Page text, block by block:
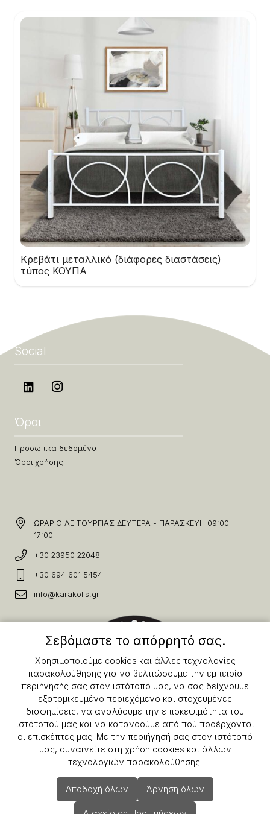
Κρεβάτι μεταλλικό (διάφορες διαστάσεις)
τύπος ΚΟΥΠΑ
Social
Όροι
Προσωπικά δεδομένα
Όροι χρήσης
ΩΡΑΡΙΟ ΛΕΙΤΟΥΡΓΙΑΣ ΔΕΥΤΕΡΑ - ΠΑΡΑΣΚΕΥΗ 09:00 -
17:00
+30 23950 22048
+30 694 601 5454
info@karakolis.gr
Copyright © 2025 Karakolis.gr All Rights Reserved.
Σεβόμαστε το απόρρητό σας.
Χρησιμοποιούμε cookies και άλλες τεχνολογίες
παρακολούθησης για να βελτιώσουμε την εμπειρία
περιήγησής σας στον ιστότοπό μας, να σας δείχνουμε
εξατομικευμένο περιεχόμενο και στοχευμένες
διαφημίσεις, να αναλύουμε την επισκεψιμότητα του
ιστότοπού μας και να κατανοούμε από πού προέρχονται
οι επισκέπτες μας. Με την περιήγησή σας στον ιστότοπό
μας, συναινείτε στη χρήση cookies και άλλων
τεχνολογιών παρακολούθησης.
Αποδοχή όλων Άρνηση όλων